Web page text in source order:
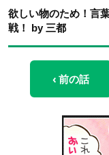
欲しい物のため！言
戦！ by 三都
‹ 前の話